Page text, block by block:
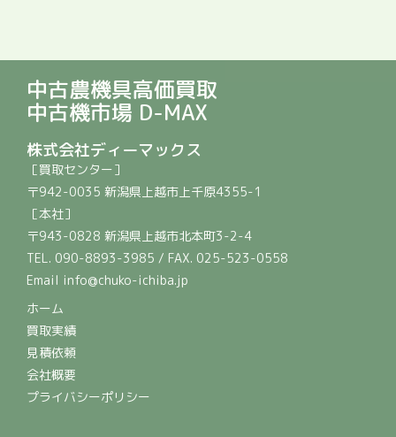
中古農機具高価買取
中古機市場 D-MAX
株式会社ディーマックス
［買取センター］
〒942-0035 新潟県上越市上千原4355-1
［本社］
〒943-0828 新潟県上越市北本町3-2-4
TEL. 090-8893-3985 / FAX. 025-523-0558
Email info@chuko-ichiba.jp
ホーム
買取実績
見積依頼
会社概要
プライバシーポリシー